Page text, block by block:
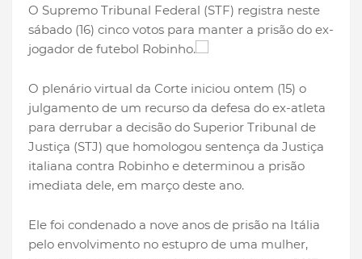
O Supremo Tribunal Federal (STF) registra neste
sábado (16) cinco votos para manter a prisão do ex-
jogador de futebol Robinho.
O plenário virtual da Corte iniciou ontem (15) o
julgamento de um recurso da defesa do ex-atleta
para derrubar a decisão do Superior Tribunal de
Justiça (STJ) que homologou sentença da Justiça
italiana contra Robinho e determinou a prisão
imediata dele, em março deste ano.
Ele foi condenado a nove anos de prisão na Itália
pelo envolvimento no estupro de uma mulher,